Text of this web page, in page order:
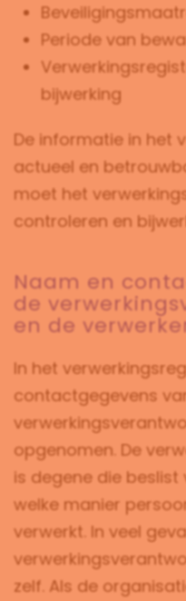
Periode van
bijwerking
De informatie in het
actueel en
moet het
controleren en
Naam en
de
en de
In het
contactgegevens
opgenomen. De
is degene die
welke manier
verwerkt. In veel
zelf. Als de